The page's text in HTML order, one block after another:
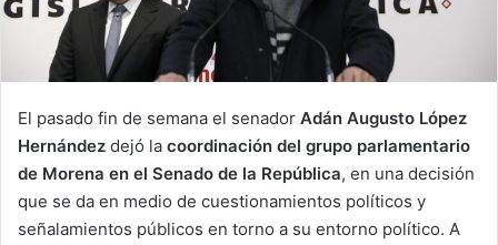
El pasado fin de semana el senador Adán Augusto López
Hernández dejó la coordinación del grupo parlamentario
de Morena en el Senado de la República, en una decisión
que se da en medio de cuestionamientos políticos y
señalamientos públicos en torno a su entorno político. A